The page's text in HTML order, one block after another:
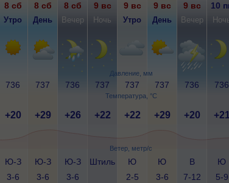
Давление, мм
Температура, °C
Ветер, метр/с
8 сб 8 сб 8 сб 9 вс 9 вс 9 вс 9 вс 10
Утро День Вечер Ночь Утро День Вечер
736 737 736 737 737 737 736 736
+20 +29 +26 +22 +22 +29 +20 +21
Ю-З
3-6
Ю-З
3-6
Ю-З
3-6
Штиль
Ю
2-5
Ю
3-6
В
7-12
Ю
5-9